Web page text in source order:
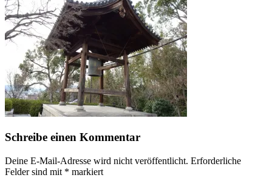
Schreibe einen Kommentar
Deine E-Mail-Adresse wird nicht veröffentlicht. Erforderliche
Felder sind mit * markiert